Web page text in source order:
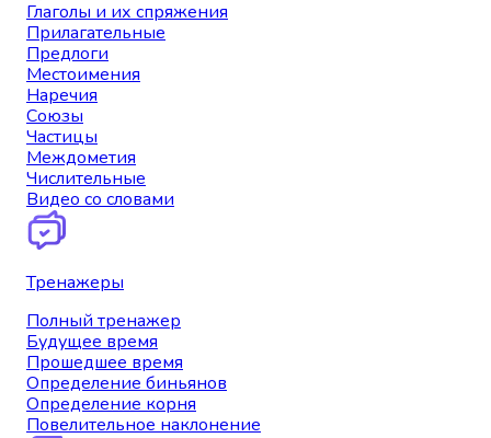
Глаголы и их спряжения
Прилагательные
Предлоги
Местоимения
Наречия
Союзы
Частицы
Междометия
Числительные
Видео со словами
Тренажеры
Полный тренажер
Будущее время
Прошедшее время
Определение биньянов
Определение корня
Повелительное наклонение